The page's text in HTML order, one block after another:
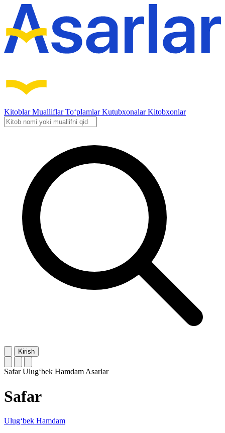
KitoblarMualliflarTo‘plamlarKutubxonalarKitobxonlar
Kirish
Safar Ulug‘bek HamdamAsarlar
Safar
Ulug‘bek Hamdam